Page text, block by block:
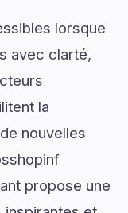
lorsque
avec clarté,
la
nouvelles
propose une